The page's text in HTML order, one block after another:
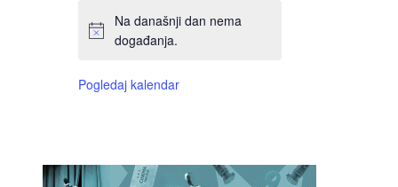
Na današnji dan nema
događanja.
Pogledaj kalendar